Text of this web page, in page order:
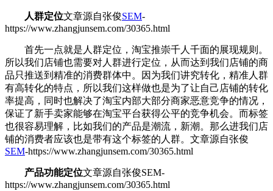
人群定位文章源自张俊SEM-
https://www.zhangjunsem.com/30365.html
首先一点就是人群定位，淘宝推崇千人千面的展现规则。
所以我们店铺也需要对人群进行定位，从而达到我们店铺的商
品只推送到精准的消费群体中。因为我们讲究转化，精准人群
有高转化的特点，所以我们这样做也是为了让自己店铺的转化
率提高，同时也解决了淘宝内部大部分商家恶意竞争的情况，
保证了新手卖家能够在淘宝平台获得公平的竞争机会。而标签
也很容易理解，比如我们的产品是潮流，新潮。那么进我们店
铺的消费者应该也是带有这个标签的人群。 文章源自张俊
SEM-https://www.zhangjunsem.com/30365.html
产品功能定位文章源自张俊SEM-
https://www.zhangjunsem.com/30365.html